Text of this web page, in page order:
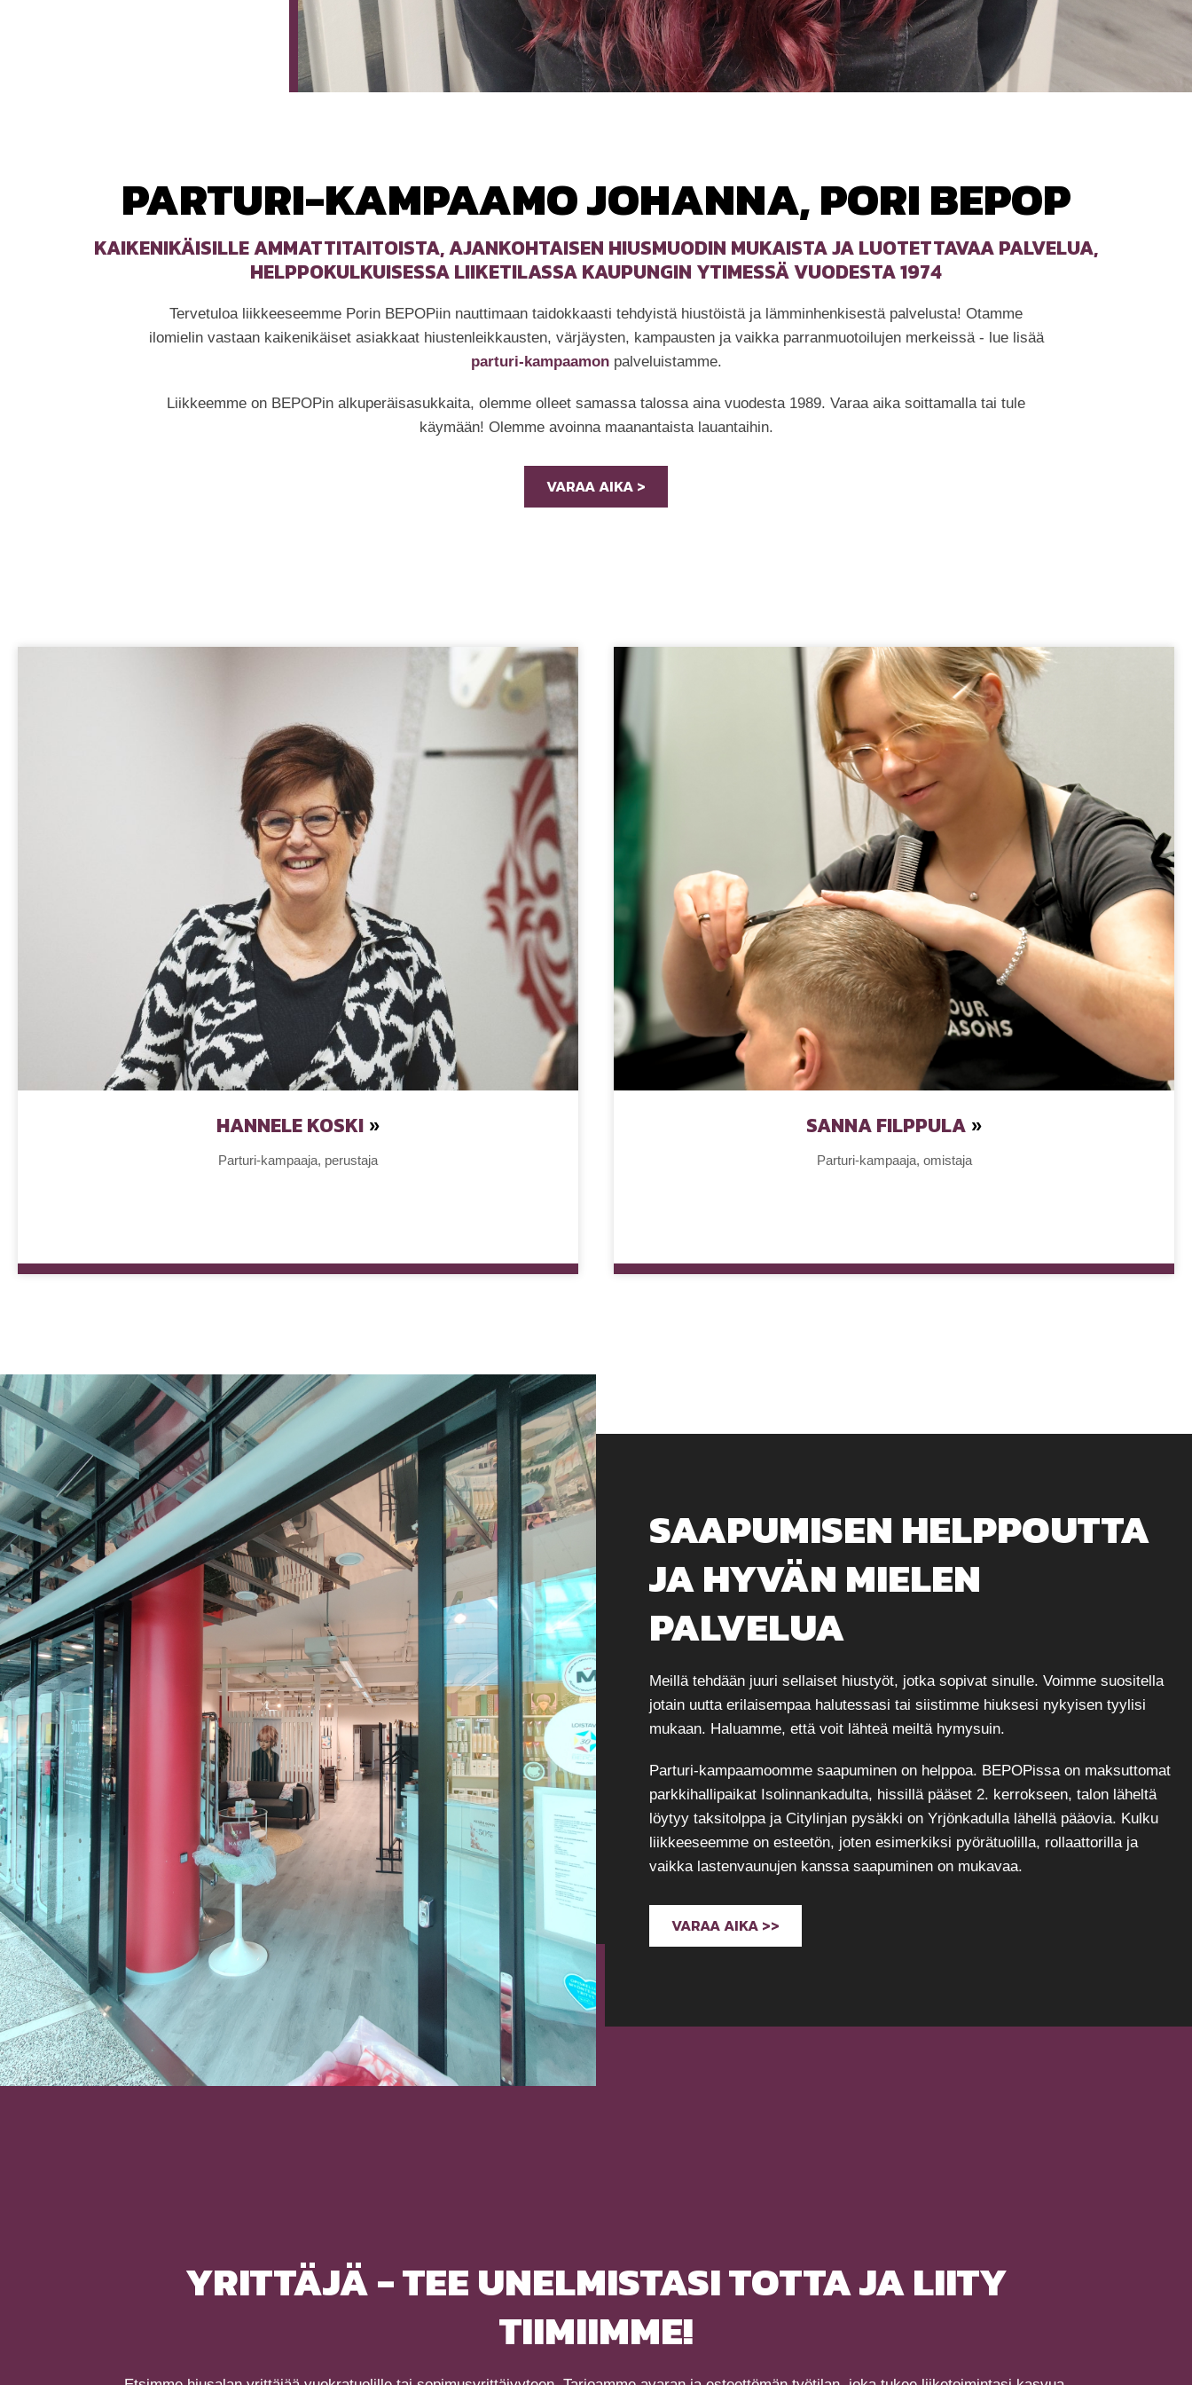
PARTURI-KAMPAAMO JOHANNA, PORI BEPOP
KAIKENIKÄISILLE AMMATTITAITOISTA, AJANKOHTAISEN HIUSMUODIN MUKAISTA JA LUOTETTAVAA PALVELUA,
HELPPOKULKUISESSA LIIKETILASSA KAUPUNGIN YTIMESSÄ VUODESTA 1974
Tervetuloa liikkeeseemme Porin BEPOPiin nauttimaan taidokkaasti tehdyistä hiustöistä ja lämminhenkisestä palvelusta! Otamme
ilomielin vastaan kaikenikäiset asiakkaat hiustenleikkausten, värjäysten, kampausten ja vaikka parranmuotoilujen merkeissä - lue lisää
parturi-kampaamonpalveluistamme.
Liikkeemme on BEPOPin alkuperäisasukkaita, olemme olleet samassa talossa aina vuodesta 1989. Varaa aika soittamalla tai tule
käymään! Olemme avoinna maanantaista lauantaihin.
VARAA AIKA >
HANNELE KOSKI »
Parturi-kampaaja, perustaja
SANNA FILPPULA »
Parturi-kampaaja, omistaja
SAAPUMISEN HELPPOUTTA
JA HYVÄN MIELEN
PALVELUA
Meillä tehdään juuri sellaiset hiustyöt, jotka sopivat sinulle. Voimme suositella
jotain uutta erilaisempaa halutessasi tai siistimme hiuksesi nykyisen tyylisi
mukaan. Haluamme, että voit lähteä meiltä hymysuin.
Parturi-kampaamoomme saapuminen on helppoa. BEPOPissa on maksuttomat
parkkihallipaikat Isolinnankadulta, hissillä pääset 2. kerrokseen, talon läheltä
löytyy taksitolppa ja Citylinjan pysäkki on Yrjönkadulla lähellä pääovia. Kulku
liikkeeseemme on esteetön, joten esimerkiksi pyörätuolilla, rollaattorilla ja
vaikka lastenvaunujen kanssa saapuminen on mukavaa.
VARAA AIKA >>
YRITTÄJÄ - TEE UNELMISTASI TOTTA JA LIITY
TIIMIIMME!